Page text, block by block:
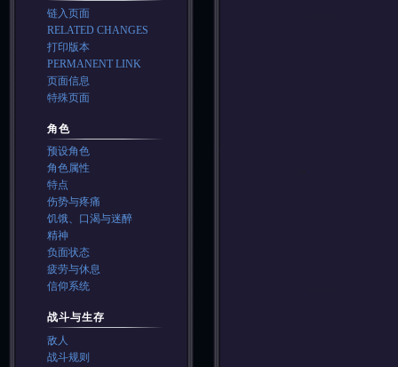
链入页面
RELATED CHANGES
打印版本
PERMANENT LINK
页面信息
特殊页面
角色
预设角色
角色属性
特点
伤势与疼痛
饥饿、口渴与迷醉
精神
负面状态
疲劳与休息
信仰系统
战斗与生存
敌人
战斗规则